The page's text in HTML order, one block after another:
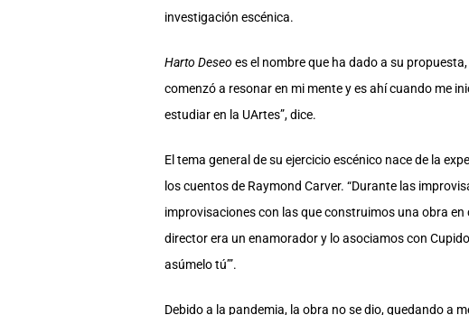
investigación escénica.
Harto Deseo es el nombre que ha dado a su
comenzó a resonar en mi mente y es ahí cuando me
estudiar en la UArtes”, dice.
El tema general de su ejercicio escénico nace de la
los cuentos de Raymond Carver. “Durante las
improvisaciones con las que construimos una obra
director era un enamorador y lo asociamos con
asúmelo tú’”.
Debido a la pandemia, la obra no se dio, quedando a